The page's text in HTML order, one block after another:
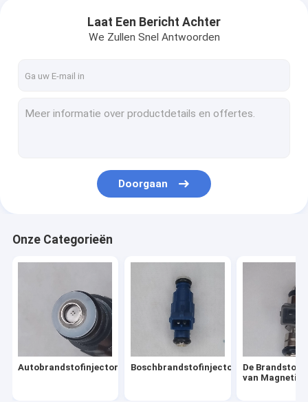
Benzinebrandstofinjector
OEM Brandstofinjectors
Ureuminjecteur
Laat Een Bericht Achter
We Zullen Snel Antwoorden
Doorgaan
Onze Categorieën
Autobrandstofinjectors Boschbrandstofinjector
De
van